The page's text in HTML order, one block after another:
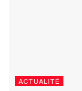
ACTUALITÉ